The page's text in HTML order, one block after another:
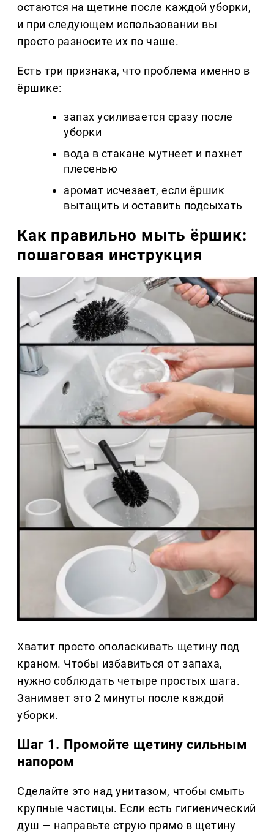
остаются на щетине после каждой уборки,
и при следующем использовании вы
просто разносите их по чаше.
Есть три признака, что проблема именно в
ёршике:
запах усиливается сразу после
уборки
вода в стакане мутнеет и пахнет
плесенью
аромат исчезает, если ёршик
вытащить и оставить подсыхать
Как правильно мыть ёршик:
пошаговая инструкция
Хватит просто ополаскивать щетину под
краном. Чтобы избавиться от запаха,
нужно соблюдать четыре простых шага.
Занимает это 2 минуты после каждой
уборки.
Шаг 1. Промойте щетину сильным
напором
Сделайте это над унитазом, чтобы смыть
крупные частицы. Если есть гигиенический
душ — направьте струю прямо в щетину